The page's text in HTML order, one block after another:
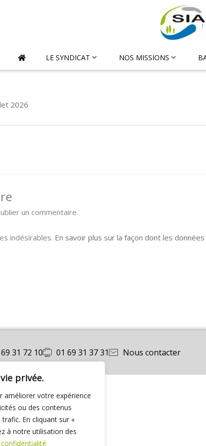
privée.
améliorer votre expérience
ou des contenus
En cliquant sur «
à notre utilisation des
LE SYNDICAT NOS MISSIONS
2026
un commentaire.
indésirables. En savoir plus sur la façon dont les
31 72 10 01 69 31 37 31 Nous contacter